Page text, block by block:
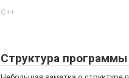
C++
Структура